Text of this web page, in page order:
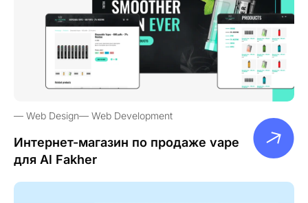
Web Design Web Development
Интернет-магазин по продаже vape
для Al Fakher